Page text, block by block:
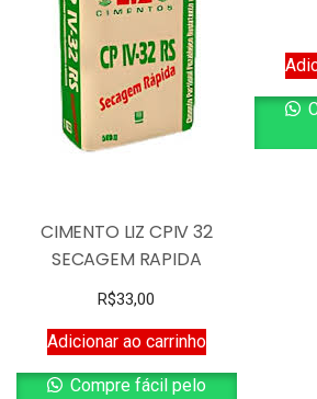
CIMENTO LIZ CPIV 32
SECAGEM RAPIDA
R$33,00
Adicionar ao carrinho
Compre fácil pelo